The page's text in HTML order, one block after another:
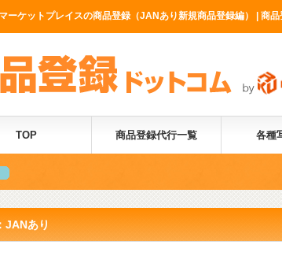
ーケットプレイスの商品登録（JANあり新規商品登録編） | 商
TOP 商品登録代行一覧 各種
JANあり